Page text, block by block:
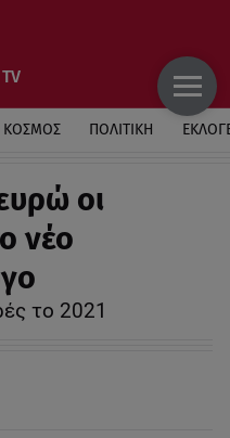
ΚΟΣΜΟΣ ΠΟΛΙΤΙΚΗ
οι
νέο
το 2021